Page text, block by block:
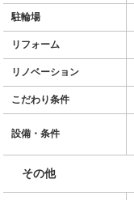
駐輪場
リフォーム
リノベーション
こだわり条件
設備・条件
その他